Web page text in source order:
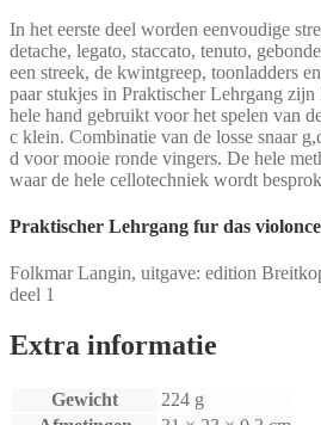
In het eerste deel worden eenvoudige
detache, legato, staccato, tenuto,
een streek, de kwintgreep, toonladders
paar stukjes in Praktischer Lehrgang zijn
hele hand gebruikt voor het spelen van
c klein. Combinatie van de losse snaar
d voor mooie ronde vingers. De hele
waar de hele cellotechniek wordt
Praktischer Lehrgang fur das
Folkmar Langin, uitgave: edition
deel 1
Extra informatie
Gewicht
224 g